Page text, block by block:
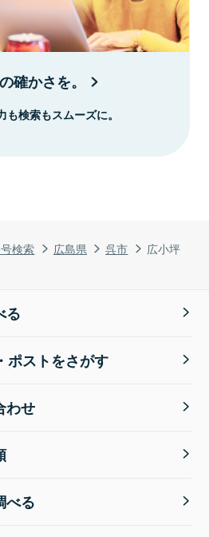
検索 広島県 呉市 広小坪
確かさを。
検索もスムーズに。
る
ポストをさがす
わせ
べる